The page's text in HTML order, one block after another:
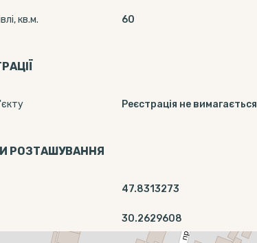
кв.м. 60
Реєстрація не вимагається
РОЗТАШУВАННЯ
47.8313273
30.2629608